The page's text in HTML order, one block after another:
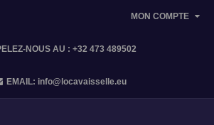
MON COMPTE
NOUS AU : +32 473 489502
EMAIL: info@locavaisselle.eu